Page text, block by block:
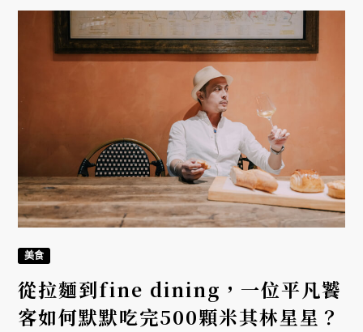
美食
從拉麵到fine dining，一位平凡饕
客如何默默吃完500顆米其林星星？